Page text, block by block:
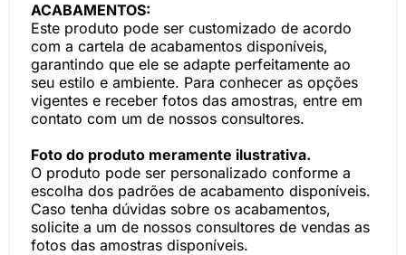
ACABAMENTOS:
Este produto pode ser customizado de acordo
com a cartela de acabamentos disponíveis,
garantindo que ele se adapte perfeitamente ao
seu estilo e ambiente. Para conhecer as opções
vigentes e receber fotos das amostras, entre em
contato com um de nossos consultores.
Foto do produto meramente ilustrativa.
O produto pode ser personalizado conforme a
escolha dos padrões de acabamento disponíveis.
Caso tenha dúvidas sobre os acabamentos,
solicite a um de nossos consultores de vendas as
fotos das amostras disponíveis.